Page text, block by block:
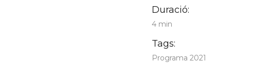
Duració:
4 min
Tags:
Programa 2021